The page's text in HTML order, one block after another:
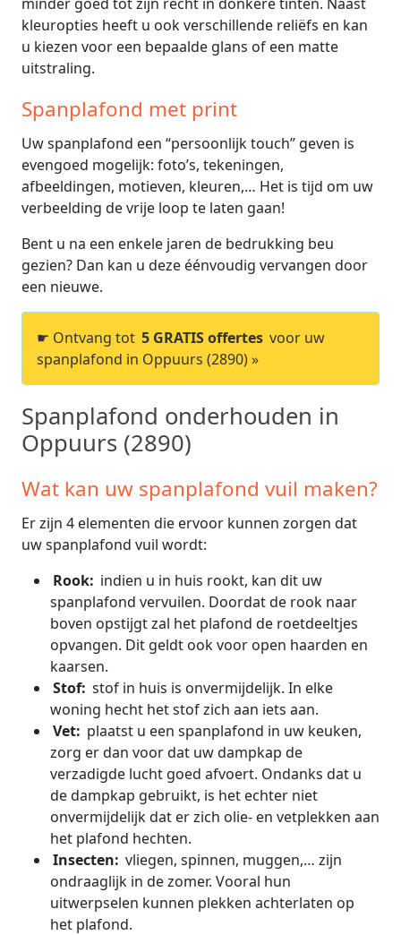
kleuropties heeft u ook verschillende reliëfs en kan
u kiezen voor een bepaalde glans of een matte
uitstraling.
Spanplafond met print
Uw spanplafond een “persoonlijk touch” geven is
evengoed mogelijk: foto’s, tekeningen,
afbeeldingen, motieven, kleuren,… Het is tijd om uw
verbeelding de vrije loop te laten gaan!
Bent u na een enkele jaren de bedrukking beu
gezien? Dan kan u deze éénvoudig vervangen door
een nieuwe.
☛ Ontvang tot 5 GRATIS offertes voor uw
spanplafond in Oppuurs (2890) »
Spanplafond onderhouden in
Oppuurs (2890)
Wat kan uw spanplafond vuil maken?
Er zijn 4 elementen die ervoor kunnen zorgen dat
uw spanplafond vuil wordt:
Rook: indien u in huis rookt, kan dit uw
spanplafond vervuilen. Doordat de rook naar
boven opstijgt zal het plafond de roetdeeltjes
opvangen. Dit geldt ook voor open haarden en
kaarsen.
Stof: stof in huis is onvermijdelijk. In elke
woning hecht het stof zich aan iets aan.
Vet: plaatst u een spanplafond in uw keuken,
zorg er dan voor dat uw dampkap de
verzadigde lucht goed afvoert. Ondanks dat u
de dampkap gebruikt, is het echter niet
onvermijdelijk dat er zich olie- en vetplekken aan
het plafond hechten.
Insecten: vliegen, spinnen, muggen,… zijn
ondraaglijk in de zomer. Vooral hun
uitwerpselen kunnen plekken achterlaten op
het plafond.